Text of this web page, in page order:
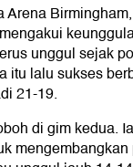
Arena
unggul sejak
itu lalu sukses
21-19.
di gim kedua.